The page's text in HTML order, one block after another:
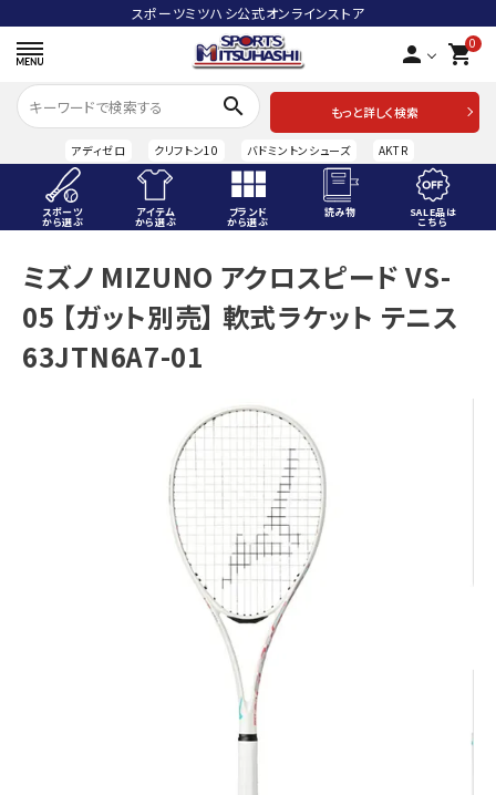
スポーツミツハシ公式オンラインストア
person 0
shopping_cart
search
もっと詳しく検索
アディゼロ クリフトン10 バドミントンシューズ AKTR
スポーツ
から選ぶ
アイテム
から選ぶ
ブランド
から選ぶ
読み物 SALE品は
こちら
ACCOUNT MENU
ようこそ ゲスト 様
meeting_room ログイン person
ミズノ MIZUNO アクロスピード VS-
05 【ガット別売】 軟式ラケット テニス
63JTN6A7-01